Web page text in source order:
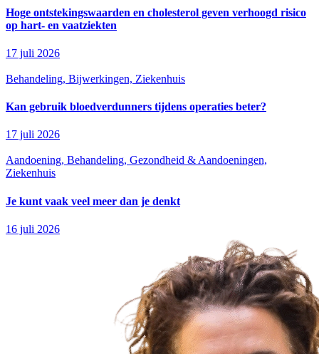
Hoge ontstekingswaarden en cholesterol geven verhoogd risico
op hart- en vaatziekten
17 juli 2026
Behandeling, Bijwerkingen, Ziekenhuis
Kan gebruik bloedverdunners tijdens operaties beter?
17 juli 2026
Aandoening, Behandeling, Gezondheid & Aandoeningen,
Ziekenhuis
Je kunt vaak veel meer dan je denkt
16 juli 2026